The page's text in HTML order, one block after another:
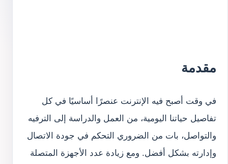
مقدمة
في وقت أصبح فيه الإنترنت عنصرًا أساسيًا في كل
تفاصيل حياتنا اليومية، من العمل والدراسة إلى الترفيه
والتواصل، بات من الضروري التحكم في جودة الاتصال
وإدارته بشكل أفضل. ومع زيادة عدد الأجهزة المتصلة